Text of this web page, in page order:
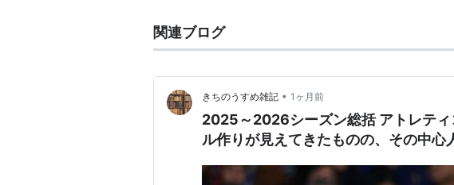
関連ブログ
きちのうすめ雑記 • 1ヶ月前
2025～2026シーズン総括 アトレティ
ル作りが見えてきたものの、その中心